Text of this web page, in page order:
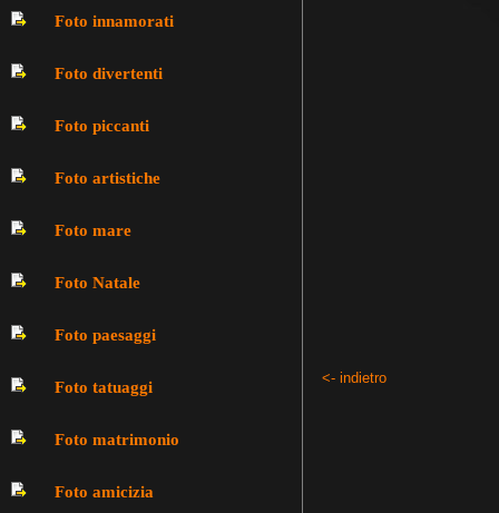
Foto innamorati
Foto divertenti
Foto piccanti
Foto artistiche
Foto mare
Foto Natale
Foto paesaggi
Foto tatuaggi
Foto matrimonio
Foto amicizia
<- indietro